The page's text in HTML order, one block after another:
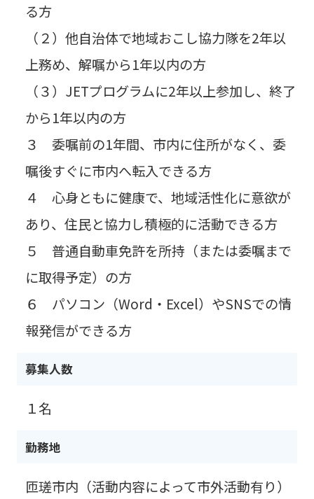
る方
（２）他自治体で地域おこし協力隊を2年以
上務め、解嘱から1年以内の方
（３）JETプログラムに2年以上参加し、終了
から1年以内の方
３ 委嘱前の1年間、市内に住所がなく、委
嘱後すぐに市内へ転入できる方
４ 心身ともに健康で、地域活性化に意欲が
あり、住民と協力し積極的に活動できる方
５ 普通自動車免許を所持（または委嘱まで
に取得予定）の方
６ パソコン（Word・Excel）やSNSでの情
報発信ができる方
募集人数
１名
勤務地
匝瑳市内（活動内容によって市外活動有り）